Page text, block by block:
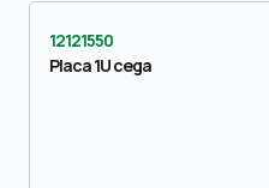
12121550
Placa 1U cega